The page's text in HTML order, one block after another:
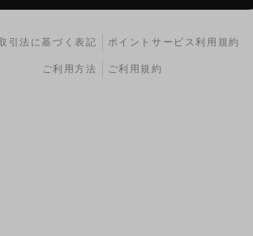
引法に基づく表記 ポイントサービス利用規約
ご利用方法 ご利用規約